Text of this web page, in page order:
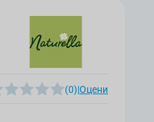
(0)|Оцени